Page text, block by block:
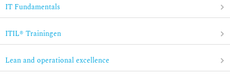
IT Fundamentals
ITIL® Trainingen
Lean and operational excellence